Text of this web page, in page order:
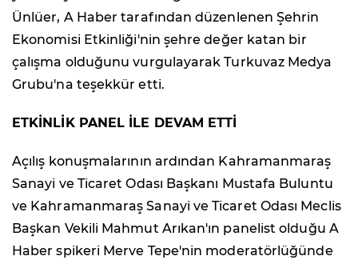
Ünlüer, A Haber tarafından düzenlenen Şehrin
Ekonomisi Etkinliği'nin şehre değer katan bir
çalışma olduğunu vurgulayarak Turkuvaz Medya
Grubu'na teşekkür etti.
ETKİNLİK PANEL İLE DEVAM ETTİ
Açılış konuşmalarının ardından Kahramanmaraş
Sanayi ve Ticaret Odası Başkanı Mustafa Buluntu
ve Kahramanmaraş Sanayi ve Ticaret Odası Meclis
Başkan Vekili Mahmut Arıkan'ın panelist olduğu A
Haber spikeri Merve Tepe'nin moderatörlüğünde